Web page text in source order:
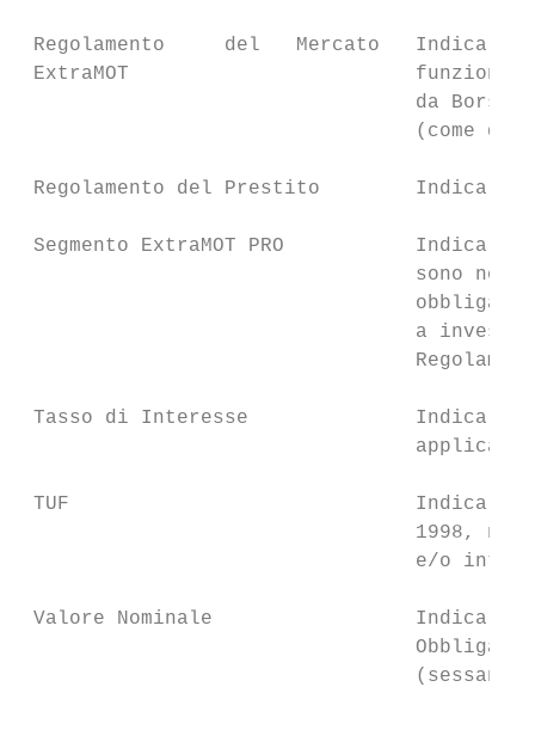
Regolamento     del   Mercato   Indica il
ExtraMOT                        funzionamento
da Borsa
(come di
Regolamento del Prestito        Indica il
Segmento ExtraMOT PRO           Indica il
sono
a
Tasso di Interesse              Indica il
TUF                             Indica il
1998, n.
e/o
Valore Nominale                 Indica il